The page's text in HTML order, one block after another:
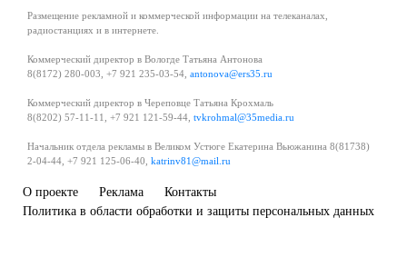
Размещение рекламной и коммерческой информации на телеканалах,
радиостанциях и в интернете.
Коммерческий директор в Вологде Татьяна Антонова
8(8172) 280-003, +7 921 235-03-54, antonova@ers35.ru
Коммерческий директор в Череповце Татьяна Крохмаль
8(8202) 57-11-11, +7 921 121-59-44, tvkrohmal@35media.ru
Начальник отдела рекламы в Великом Устюге Екатерина Вьюжанина 8(81738)
2-04-44, +7 921 125-06-40, katrinv81@mail.ru
О проекте Реклама
Контакты
Политика в области обработки и защиты персональных данных